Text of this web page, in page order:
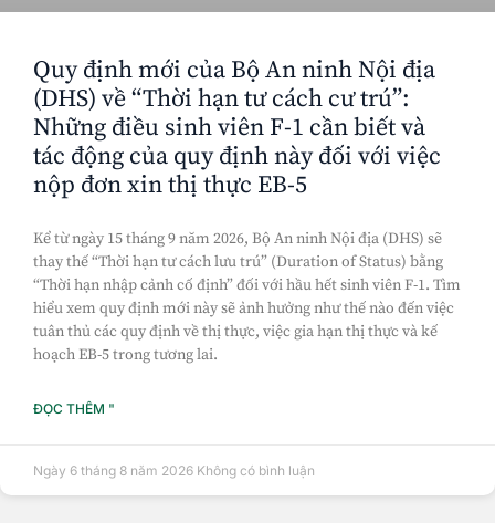
Quy định mới của Bộ An ninh Nội địa
(DHS) về “Thời hạn tư cách cư trú”:
Những điều sinh viên F-1 cần biết và
tác động của quy định này đối với việc
nộp đơn xin thị thực EB-5
Kể từ ngày 15 tháng 9 năm 2026, Bộ An ninh Nội địa (DHS) sẽ
thay thế “Thời hạn tư cách lưu trú” (Duration of Status) bằng
“Thời hạn nhập cảnh cố định” đối với hầu hết sinh viên F-1. Tìm
hiểu xem quy định mới này sẽ ảnh hưởng như thế nào đến việc
tuân thủ các quy định về thị thực, việc gia hạn thị thực và kế
hoạch EB-5 trong tương lai.
ĐỌC THÊM "
Ngày 6 tháng 8 năm 2026 Không có bình luận